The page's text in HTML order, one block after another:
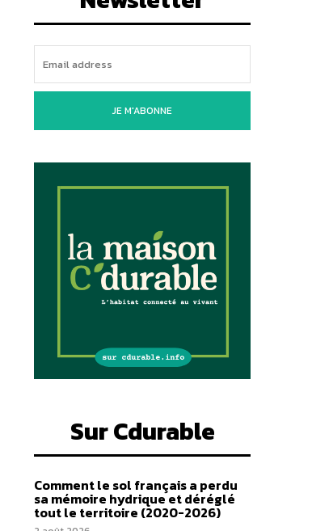
JE M'ABONNE
Sur Cdurable
Comment le sol français a perdu
sa mémoire hydrique et déréglé
tout le territoire (2020-2026)